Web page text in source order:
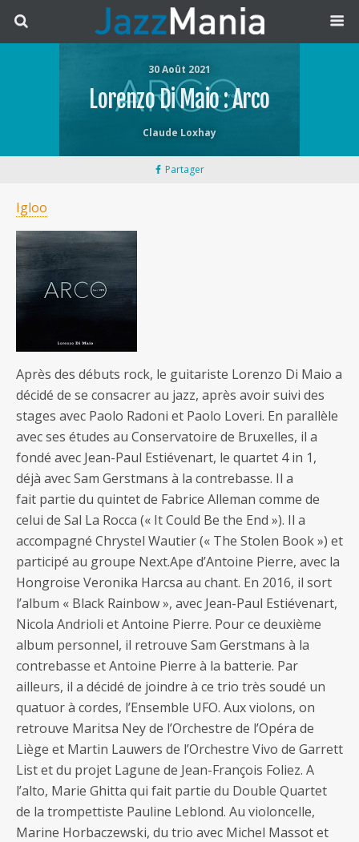
30 Août 2021
Lorenzo Di Maio : Arco
Claude Loxhay
Partager
Igloo
Après des débuts rock, le guitariste Lorenzo Di Maio a
décidé de se consacrer au jazz, après avoir suivi des
stages avec Paolo Radoni et Paolo Loveri. En parallèle
avec ses études au Conservatoire de Bruxelles, il a
fondé avec Jean-Paul Estiévenart, le quartet 4 in 1,
déjà avec Sam Gerstmans à la contrebasse. Il a
fait partie du quintet de Fabrice Alleman comme de
celui de Sal La Rocca (« It Could Be the End »). Il a
accompagné Chrystel Wautier (« The Stolen Book ») et
participé au groupe Next.Ape d’Antoine Pierre, avec la
Hongroise Veronika Harcsa au chant. En 2016, il sort
l’album « Black Rainbow », avec Jean-Paul Estiévenart,
Nicola Andrioli et Antoine Pierre. Pour ce deuxième
album personnel, il retrouve Sam Gerstmans à la
contrebasse et Antoine Pierre à la batterie. Par
ailleurs, il a décidé de joindre à ce trio très soudé un
quatuor à cordes, l’Ensemble UFO. Aux violons, on
retrouve Maritsa Ney de l’Orchestre de l’Opéra de
Liège et Martin Lauwers de l’Orchestre Vivo de Garrett
List et du projet Lagune de Jean-François Foliez. A
l’alto, Marie Ghitta qui fait partie du Double Quartet
de la trompettiste Pauline Leblond. Au violoncelle,
Marine Horbaczewski, du trio avec Michel Massot et